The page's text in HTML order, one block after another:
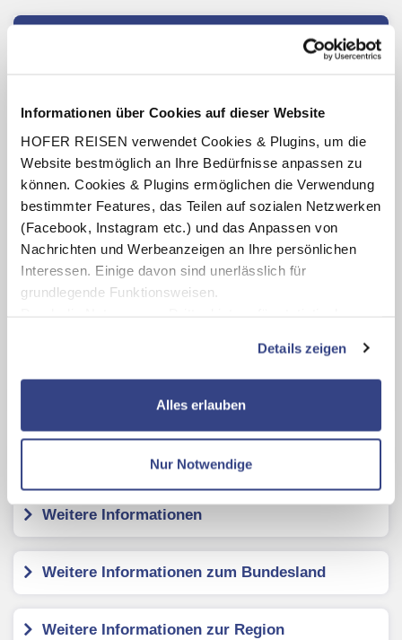
Informationen über Cookies auf dieser Website
HOFER REISEN verwendet Cookies & Plugins, um die
Website bestmöglich an Ihre Bedürfnisse anpassen zu
können. Cookies & Plugins ermöglichen die Verwendung
bestimmter Features, das Teilen auf sozialen Netzwerken
(Facebook, Instagram etc.) und das Anpassen von
Nachrichten und Werbeanzeigen an Ihre persönlichen
Interessen. Einige davon sind unerlässlich für
grundlegende Funktionsweisen.
zusätzliche Dienste bzw. Technologien von Drittanbietern
nutzen und uns sowie Dritten weitere Personalisierungen
ermöglichen, dabei kommt es auch zu Übermittlungen
Datenschutzseite
Mit Klick auf "Alles erlauben" stimmen Sie der
Verwendung der Cookies & Plugins auf unseren
Details zeigen
Alles erlauben
Nur Notwendige
(17:00 - 19:00 Uhr)
Benutzung des hauseigenen Wellnessbereichs
(Öffnungszeiten lt. Aushang vor Ort oder online)
1 x Ticket für Pizzera & Jaus - Jetz' kommst ma auf de
Tour - im Stadion in Kitzbühel, wahlweise in der Kategorie
Stehplatz "Front of Stage" oder Sitzplatz "Kategorie B"
HENRI - Country House
Kundenbewertungen
Weitere Informationen
Weitere Informationen zum Bundesland
Weitere Informationen zur Region